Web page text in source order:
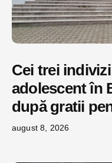
Cei trei
adolescent în
după gratii
august 8, 2026